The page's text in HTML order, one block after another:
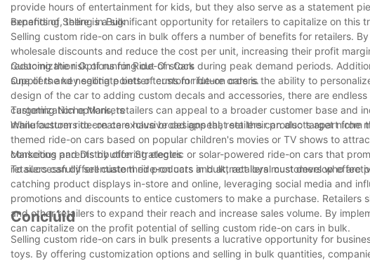
provide hours of entertainment for kids, but they also serve as a statement
expanding, there is a significant opportunity for retailers to capitalize on this
Benefits of Selling in Bulk
Selling custom ride-on cars in bulk offers a number of benefits for retailers.
wholesale discounts and reduce the cost per unit, increasing their profit
reducing the risk of running out of stock during peak demand periods.
suppliers and negotiate better terms for future orders.
Customization Options for Ride-On Cars
One of the key selling points of custom ride-on cars is the ability to
design of the car to adding custom decals and accessories, there are
customization options, retailers can appeal to a broader customer base and
manufacturers to create exclusive designs that set their products apart from
Targeting Niche Markets
While custom ride-on cars have broad appeal, retailers can also target niche
themed ride-on cars based on popular children's movies or TV shows to
conscious parents by offering electric or solar-powered ride-on cars that
retailers can differentiate their products and attract loyal customers who are
Marketing and Distribution Strategies
To successfully sell custom ride-on cars in bulk, retailers must develop
catching product displays in-store and online, leveraging social media and
promotions and discounts to entice customers to make a purchase.
and other retailers to expand their reach and increase sales volume. By
can capitalize on the profit potential of selling custom ride-on cars in bulk.
Conclúid
Selling custom ride-on cars in bulk presents a lucrative opportunity for
toys. By offering customization options and selling in bulk quantities,